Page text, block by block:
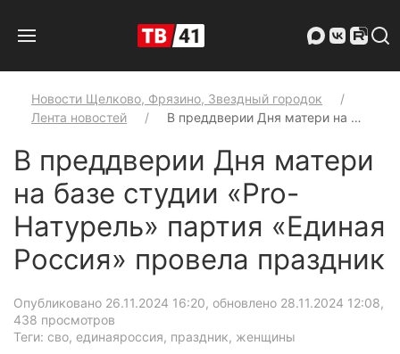
Новости Щелково, Фрязино, Звездный городок
Лента новостей
В преддверии Дня матери на …
В преддверии Дня матери
на базе студии «Pro-
Натурель» партия «Единая
Россия» провела праздник
Опубликовано 26.11.2024 16:20, обновлено 28.11.2024 12:08,
438 просмотров
Теги: сво, единаяроссия, праздник, женщины